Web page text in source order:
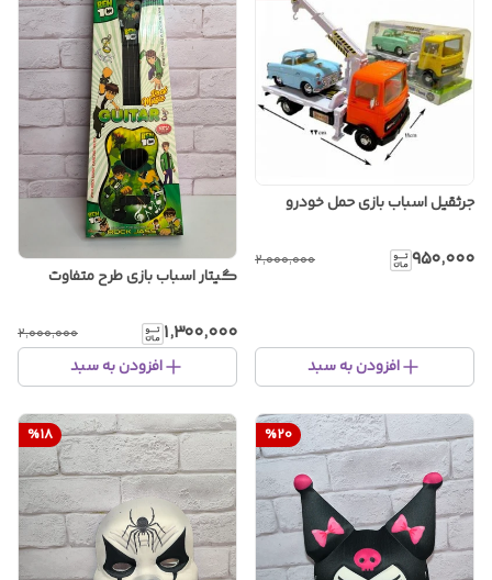
جرثقیل اسباب بازی حمل خودرو
۹۵۰٬۰۰۰ ۲٬۰۰۰٬۰۰۰
افزودن به سبد
گیتار اسباب بازی طرح متفاوت
۱٬۳۰۰٬۰۰۰ ۲٬۰۰۰٬۰۰۰
افزودن به سبد
%20
%18